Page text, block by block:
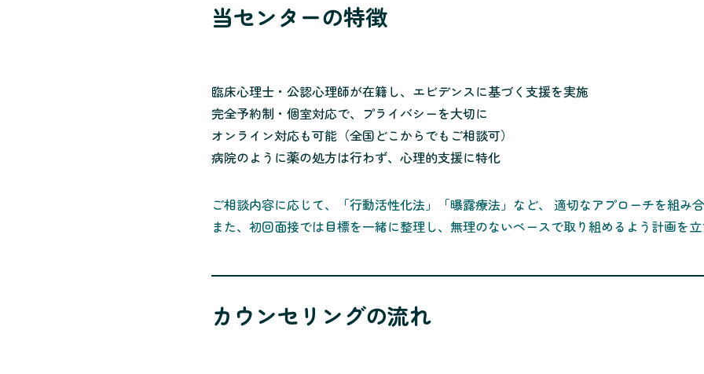
当センターの特徴
臨床心理士・公認心理師が在籍し、エビデンスに基づく支援を実施
完全予約制・個室対応で、プライバシーを大切に
オンライン対応も可能（全国どこからでもご相談可）
病院のように薬の処方は行わず、心理的支援に特化
ご相談内容に応じて、「行動活性化法」「曝露療法」など、 適切なアプローチを組み
また、初回面接では目標を一緒に整理し、無理のないペースで取り組めるよう計画を
カウンセリングの流れ